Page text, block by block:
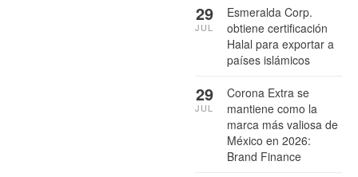
Esmeralda Corp.
obtiene certificación
Halal para exportar a
países islámicos
29
JUL
Corona Extra se
mantiene como la
marca más valiosa de
México en 2026:
Brand Finance
29
JUL